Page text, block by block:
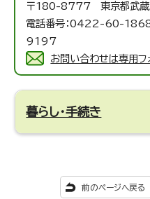
〒180-8777 東京都武
電話番号：0422-60-
9197
お問い合わせは専用フ
暮らし・手続き
前のページへ戻る